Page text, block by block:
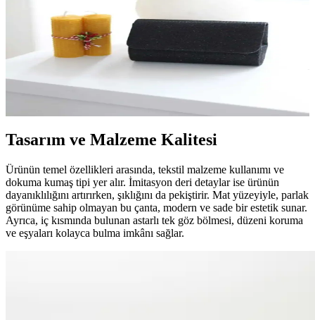
malzeme ve zarif tasarımıyla dikkat çeker.
Moom Bag Kadın Siyah Mini Portföy Abiye Çanta
Şıklık ve Kullanışlılığın Buluşması
Modern tasarımı ve fonksiyonelliğiyle öne çıkan Moom Bag kadın
siyah mini portföy, günlük kullanım ve şıklık için ideal, küçük
Tasarım ve Malzeme Kalitesi
Ürünün temel özellikleri arasında, tekstil malzeme kullanımı ve
dokuma kumaş tipi yer alır. İmitasyon deri detaylar ise ürünün
dayanıklılığını artırırken, şıklığını da pekiştirir. Mat yüzeyiyle, parlak
görünüme sahip olmayan bu çanta, modern ve sade bir estetik sunar.
Ayrıca, iç kısmında bulunan astarlı tek göz bölmesi, düzeni koruma
ve eşyaları kolayca bulma imkânı sağlar.